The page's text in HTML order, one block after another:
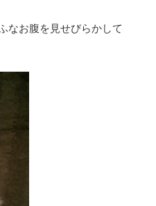
なお腹を見せびらかして